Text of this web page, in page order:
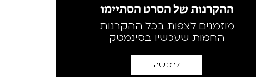
ההקרנות של הסרט הסתיימו
מוזמנים לצפות בכל ההקרנות
החמות שעכשיו בסינמטק
לרכישה